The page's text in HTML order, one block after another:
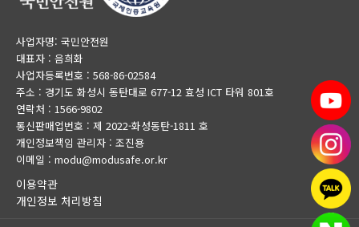
사업자명: 국민안전원
대표자 : 음희화
사업자등록번호 : 568-86-02584
주소 : 경기도 화성시 동탄대로 677-12 효성 ICT 타워 801호
연락처 : 1566-9802
통신판매업번호 : 제 2022-화성동탄-1811 호
개인정보책임 관리자 : 조진용
이메일 : modu@modusafe.or.kr
이용약관
개인정보 처리방침